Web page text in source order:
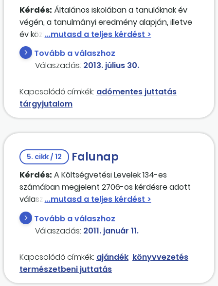
Kérdés: Általános iskolában a tanulóknak év
végén, a tanulmányi eredmény alapján, illetve
év közbeni versenyek díjazásaként adott
jutalomkönyv, egyéb eszköz elszámolásának mi
a módja? Pontosan hogyan könyveljük? Kell-e
erről a NAV-nak adatot szolgáltatni? Ha igen,
gyerekek többségének nincs adóazonosító
jele.)
Tovább a válaszhoz
Válaszadás: 2013. július 30.
Kapcsolódó címkék: adómentes juttatás
tárgyjutalom
5. cikk / 12 Falunap
Kérdés: A Költségvetési Levelek 134-es
számában megjelent 2706-os kérdésre adott
válaszhoz kapcsolódva szeretném
megkérdezni, hogy az ilyen jellegű kiadásokat
(pl. falunapon nyújtott vendéglátás) milyen "5-
ös" kiadási számlára kell könyvelni?
Tovább a válaszhoz
Válaszadás: 2011. január 11.
Kapcsolódó címkék: ajándék könyvvezetés
természetbeni juttatás